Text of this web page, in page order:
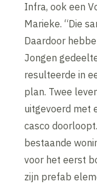
Infra, ook een
Marieke. “Die
Daardoor
Jongen
resulteerde in
plan. Twee
uitgevoerd met
casco
bestaande
voor het eerst
zijn prefab